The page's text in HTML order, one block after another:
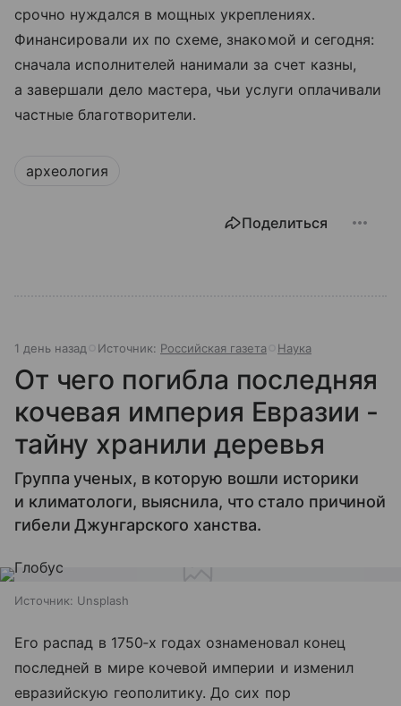
срочно нуждался в мощных укреплениях.
Финансировали их по схеме, знакомой и сегодня:
сначала исполнителей нанимали за счет казны,
а завершали дело мастера, чьи услуги оплачивали
частные благотворители.
археология
Поделиться
1 день назад Источник: Российская газета Наука
От чего погибла последняя
кочевая империя Евразии -
тайну хранили деревья
Группа ученых, в которую вошли историки
и климатологи, выяснила, что стало причиной
гибели Джунгарского ханства.
Источник: Unsplash
Его распад в 1750‑х годах ознаменовал конец
последней в мире кочевой империи и изменил
евразийскую геополитику. До сих пор